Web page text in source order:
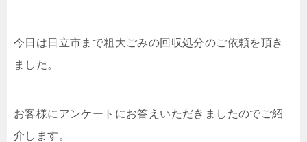
今日は日立市まで粗大ごみの回収処分のご依頼を頂き
ました。
お客様にアンケートにお答えいただきましたのでご紹
介します。